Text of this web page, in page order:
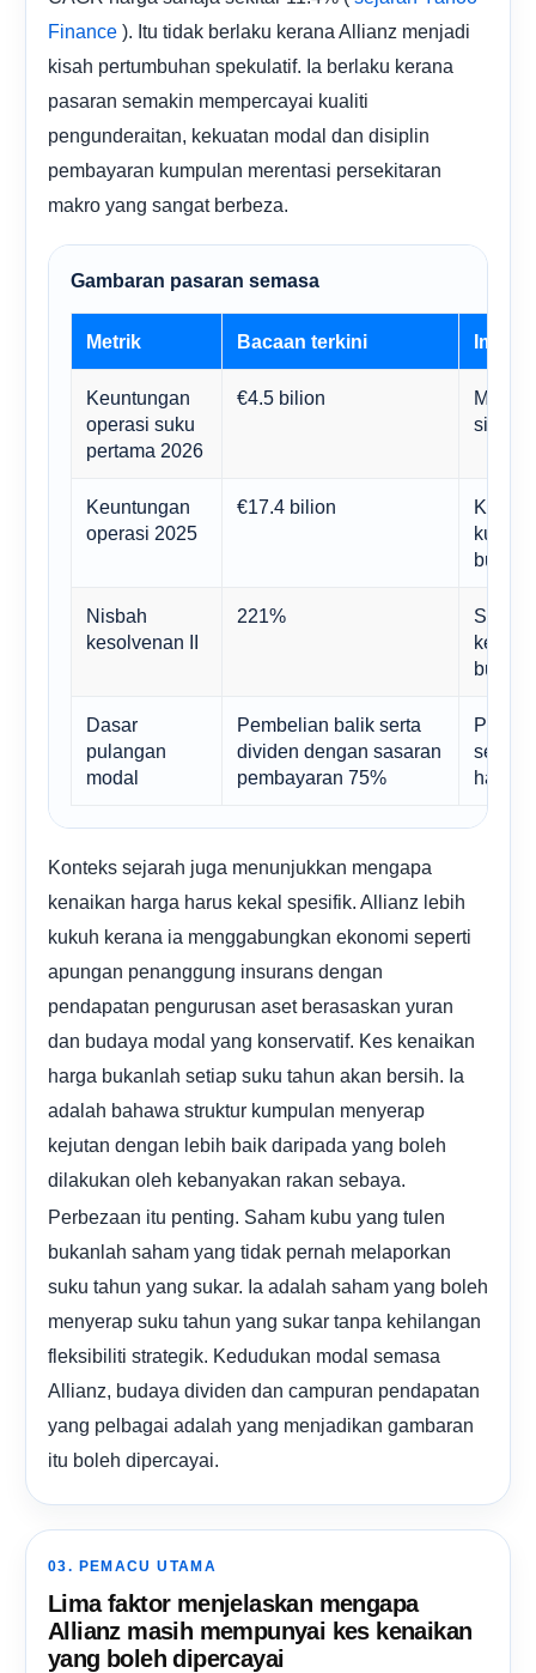
Finance ). Itu tidak berlaku kerana Allianz menjadi
kisah pertumbuhan spekulatif. Ia berlaku kerana
pasaran semakin mempercayai kualiti
pengunderaitan, kekuatan modal dan disiplin
pembayaran kumpulan merentasi persekitaran
makro yang sangat berbeza.
Gambaran pasaran semasa
Metrik Bacaan terkini
Keuntungan
operasi suku
pertama 2026
€4.5 bilion
sihat.
Keuntungan
operasi 2025
€17.4 bilion
kukuh
bukan
Nisbah
kesolvenan II
221%
Satu
Dasar
pulangan
modal
Pembelian balik serta
dividen dengan sasaran
pembayaran 75%
harga.
Konteks sejarah juga menunjukkan mengapa
kenaikan harga harus kekal spesifik. Allianz lebih
kukuh kerana ia menggabungkan ekonomi seperti
apungan penanggung insurans dengan
pendapatan pengurusan aset berasaskan yuran
dan budaya modal yang konservatif. Kes kenaikan
harga bukanlah setiap suku tahun akan bersih. Ia
adalah bahawa struktur kumpulan menyerap
kejutan dengan lebih baik daripada yang boleh
dilakukan oleh kebanyakan rakan sebaya.
Perbezaan itu penting. Saham kubu yang tulen
bukanlah saham yang tidak pernah melaporkan
suku tahun yang sukar. Ia adalah saham yang boleh
menyerap suku tahun yang sukar tanpa kehilangan
fleksibiliti strategik. Kedudukan modal semasa
Allianz, budaya dividen dan campuran pendapatan
yang pelbagai adalah yang menjadikan gambaran
itu boleh dipercayai.
03. PEMACU UTAMA
Lima faktor menjelaskan mengapa
Allianz masih mempunyai kes kenaikan
yang boleh dipercayai